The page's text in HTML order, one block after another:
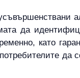
да
като